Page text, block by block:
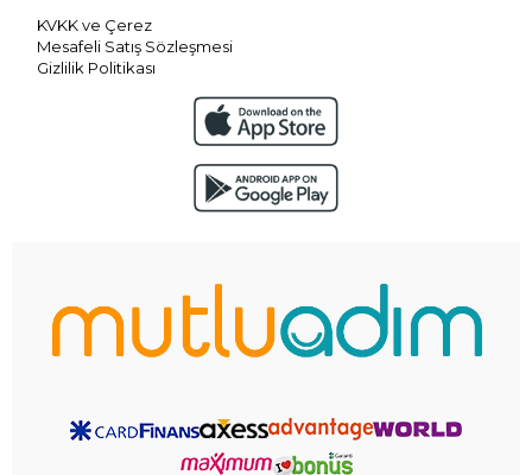
KVKK ve Çerez
Mesafeli Satış Sözleşmesi
Gizlilik Politikası